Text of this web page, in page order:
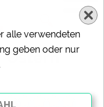
alle verwendeten
geben oder nur